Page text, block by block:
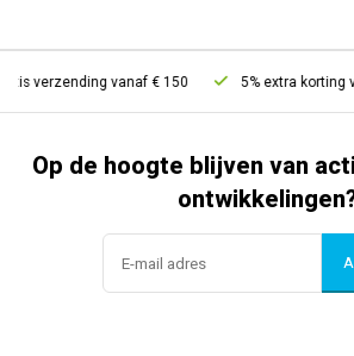
verzending vanaf € 150 5% extra korting
Op de hoogte blijven van